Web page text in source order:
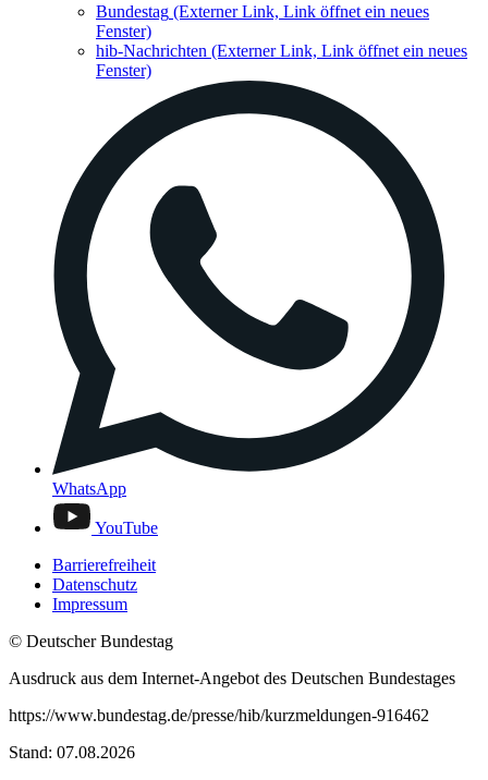
Bundestag (Externer Link, Link öffnet ein neues
Fenster)
hib-Nachrichten (Externer Link, Link öffnet ein neues
Fenster)
WhatsApp
YouTube
Barrierefreiheit
Datenschutz
Impressum
© Deutscher Bundestag
Ausdruck aus dem Internet-Angebot des Deutschen Bundestages
https://www.bundestag.de/presse/hib/kurzmeldungen-916462
Stand: 07.08.2026